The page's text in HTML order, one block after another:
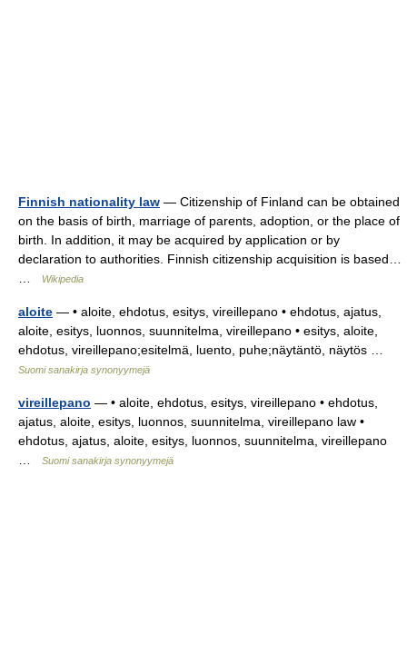
Finnish nationality law — Citizenship of Finland can be obtained
on the basis of birth, marriage of parents, adoption, or the place of
birth. In addition, it may be acquired by application or by
declaration to authorities. Finnish citizenship acquisition is based…
Wikipedia
aloite — • aloite, ehdotus, esitys, vireillepano • ehdotus, ajatus,
aloite, esitys, luonnos, suunnitelma, vireillepano • esitys, aloite,
ehdotus, vireillepano;esitelmä, luento, puhe;näytäntö, näytös …
Suomi sanakirja synonyymejä
vireillepano — • aloite, ehdotus, esitys, vireillepano • ehdotus,
ajatus, aloite, esitys, luonnos, suunnitelma, vireillepano law •
ehdotus, ajatus, aloite, esitys, luonnos, suunnitelma, vireillepano
Suomi sanakirja synonyymejä